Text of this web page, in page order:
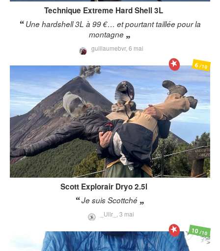
Technique Extreme Hard Shell 3L
Une hardshell 3L à 99 €… et pourtant taillée pour la
montagne
guillaumebvr, 6 mai
Scott Explorair Dryo 2.5l
Je suis Scottché
_Ullr_, 3 mai
6/10
10/10